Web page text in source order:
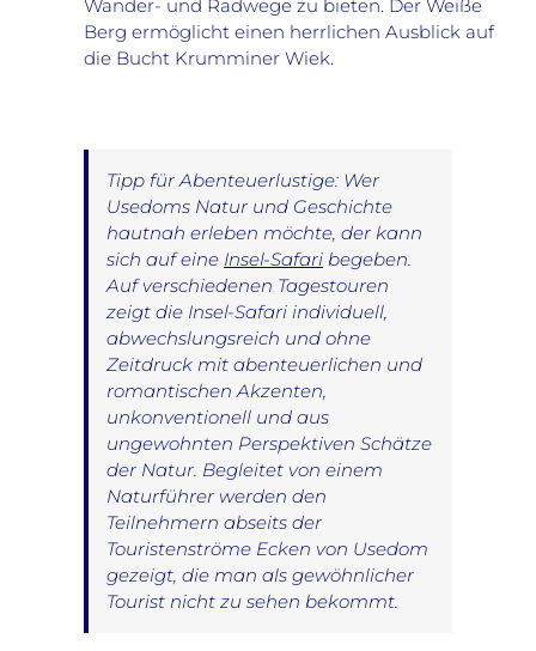
Wander- und Radwege zu bieten. Der Weiße
Berg ermöglicht einen herrlichen Ausblick auf
die Bucht Krumminer Wiek.
Tipp für Abenteuerlustige: Wer
Usedoms Natur und Geschichte
hautnah erleben möchte, der kann
sich auf eine Insel-Safaribegeben.
Auf verschiedenen Tagestouren
zeigt die Insel-Safari individuell,
abwechslungsreich und ohne
Zeitdruck mit abenteuerlichen und
romantischen Akzenten,
unkonventionell und aus
ungewohnten Perspektiven Schätze
der Natur. Begleitet von einem
Naturführer werden den
Teilnehmern abseits der
Touristenströme Ecken von Usedom
gezeigt, die man als gewöhnlicher
Tourist nicht zu sehen bekommt.